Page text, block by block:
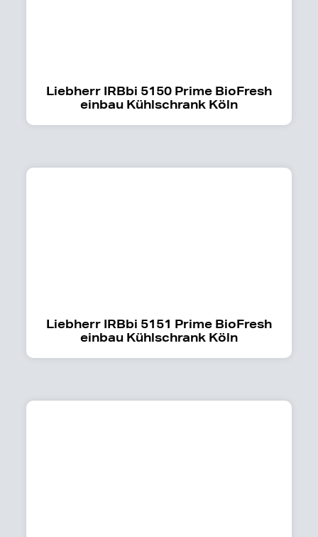
Liebherr IRBbi 5150 Prime BioFresh
einbau Kühlschrank Köln
Liebherr IRBbi 5151 Prime BioFresh
einbau Kühlschrank Köln